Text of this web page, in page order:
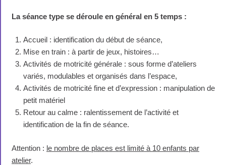
La séance type se déroule en général en 5 temps :
Accueil : identification du début de séance,
Mise en train : à partir de jeux, histoires…
Activités de motricité générale : sous forme d’ateliers
variés, modulables et organisés dans l’espace,
Activités de motricité fine et d’expression : manipulation de
petit matériel
Retour au calme : ralentissement de l’activité et
identification de la fin de séance.
Attention : le nombre de places est limité à 10 enfants par
atelier.